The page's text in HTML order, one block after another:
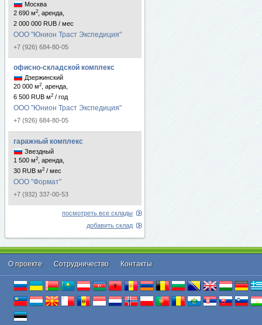
Москва
2 690 м2
, аренда,
2 000 000 RUB / мес
ООО "Юнион Траст Экспедиция"
+7 (926) 684-80-05
офисно-складской комплекс
Дзержинский
20 000 м2
, аренда,
6 500 RUB м2 / год
ООО "Юнион Траст Экспедиция"
+7 (926) 684-80-05
гаражный комплекс
Звездный
1 500 м2
, аренда,
30 RUB м2 / мес
ООО "Формат"
+7 (932) 337-00-53
посмотреть все склады
добавить склад
О проекте Cотрудничество Контакты